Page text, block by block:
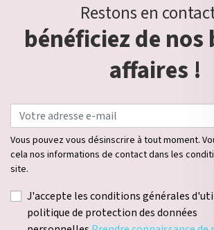
Restons en
bénéficiez de nos
affaires !
Vous pouvez vous désinscrire à tout moment.
cela nos informations de contact dans les
site.
J'accepte les conditions générales
politique de protection des données